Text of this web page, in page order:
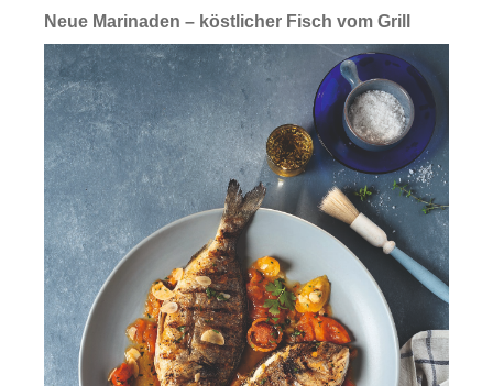
Neue Marinaden – köstlicher Fisch vom Grill